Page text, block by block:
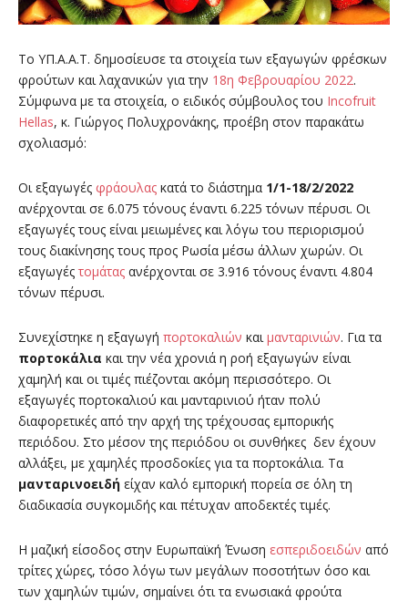
Το ΥΠ.Α.Α.Τ. δημοσίευσε τα στοιχεία των εξαγωγών φρέσκων
φρούτων και λαχανικών για την 18η Φεβρουαρίου 2022.
Σύμφωνα με τα στοιχεία, ο ειδικός σύμβουλος του Incofruit
Hellas, κ. Γιώργος Πολυχρονάκης, προέβη στον παρακάτω
σχολιασμό:
Οι εξαγωγές φράουλας κατά το διάστημα 1/1-18/2/2022
ανέρχονται σε 6.075 τόνους έναντι 6.225 τόνων πέρυσι. Οι
εξαγωγές τους είναι μειωμένες και λόγω του περιορισμού
τους διακίνησης τους προς Ρωσία μέσω άλλων χωρών. Οι
εξαγωγές τομάτας ανέρχονται σε 3.916 τόνους έναντι 4.804
τόνων πέρυσι.
Συνεχίστηκε η εξαγωγή πορτοκαλιών καιμανταρινιών. Για τα
πορτοκάλια και την νέα χρονιά η ροή εξαγωγών είναι
χαμηλή και οι τιμές πιέζονται ακόμη περισσότερο. Οι
εξαγωγές πορτοκαλιού και μανταρινιού ήταν πολύ
διαφορετικές από την αρχή της τρέχουσας εμπορικής
περιόδου. Στο μέσον της περιόδου οι συνθήκες δεν έχουν
αλλάξει, με χαμηλές προσδοκίες για τα πορτοκάλια. Τα
μανταρινοειδή είχαν καλό εμπορική πορεία σε όλη τη
διαδικασία συγκομιδής και πέτυχαν αποδεκτές τιμές.
Η μαζική είσοδος στην Ευρωπαϊκή Ένωση εσπεριδοειδών από
τρίτες χώρες, τόσο λόγω των μεγάλων ποσοτήτων όσο και
των χαμηλών τιμών, σημαίνει ότι τα ενωσιακά φρούτα